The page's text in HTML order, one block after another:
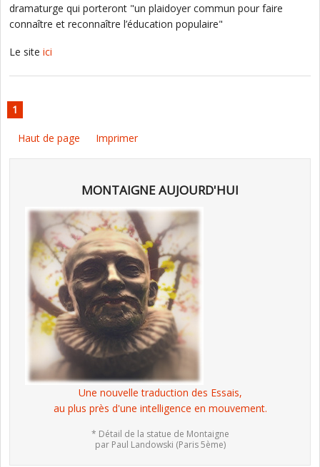
dramaturge qui porteront "un plaidoyer commun pour faire
connaître et reconnaître l’éducation populaire"
Le site ici
1
Haut de page Imprimer
MONTAIGNE AUJOURD'HUI
Une nouvelle traduction des Essais,
au plus près d'une intelligence en mouvement.
* Détail de la statue de Montaigne
par Paul Landowski (Paris 5ème)